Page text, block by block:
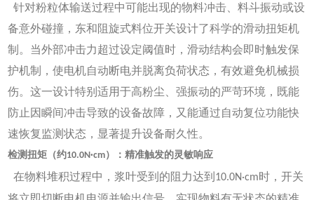
针对粉粒体输送过程中可能出现的物料冲击、料斗振动或设
备意外碰撞，东和阻旋式料位开关设计了科学的滑动扭矩机
制。当外部冲击力超过设定阈值时，滑动结构会即时触发保
护机制，使电机自动断电并脱离负荷状态，有效避免机械损
伤。这一设计特别适用于高粉尘、强振动的严苛环境，既能
防止因瞬间冲击导致的设备故障，又能通过自动复位功能快
速恢复监测状态，显著提升设备耐久性。
检测扭矩（约10.0N·cm）：精准触发的灵敏响应
在物料堆积过程中，浆叶受到的阻力达到 10.0N·cm时，开关